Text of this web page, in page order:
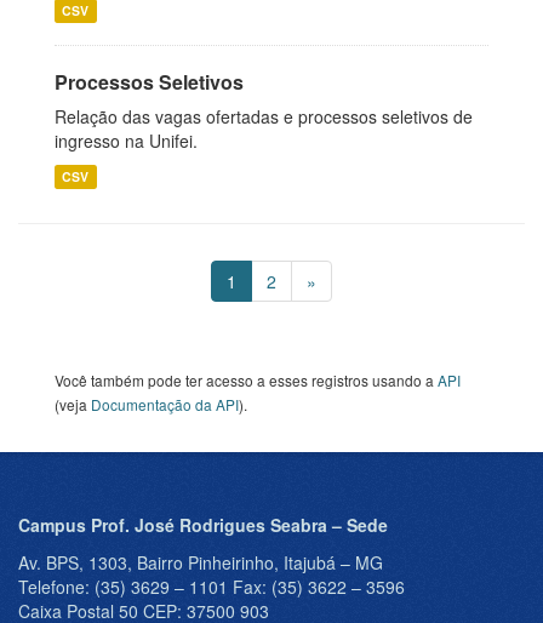
CSV
Processos Seletivos
Relação das vagas ofertadas e processos seletivos de
ingresso na Unifei.
CSV
1 2 »
Você também pode ter acesso a esses registros usando a API
(veja Documentação da API).
Campus Prof. José Rodrigues Seabra – Sede
Av. BPS, 1303, Bairro Pinheirinho, Itajubá – MG
Telefone: (35) 3629 – 1101 Fax: (35) 3622 – 3596
Caixa Postal 50 CEP: 37500 903